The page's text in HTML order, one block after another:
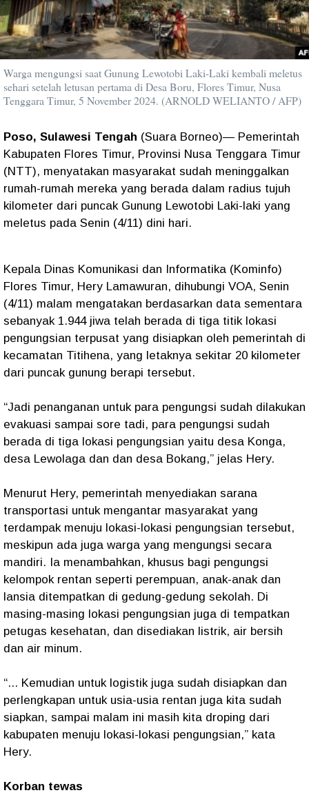
Warga mengungsi saat Gunung Lewotobi Laki-Laki kembali meletus
sehari setelah letusan pertama di Desa Boru, Flores Timur, Nusa
Tenggara Timur, 5 November 2024. (ARNOLD WELIANTO / AFP)
Poso, Sulawesi Tengah (Suara Borneo)— Pemerintah
Kabupaten Flores Timur, Provinsi Nusa Tenggara Timur
(NTT), menyatakan masyarakat sudah meninggalkan
rumah-rumah mereka yang berada dalam radius tujuh
kilometer dari puncak Gunung Lewotobi Laki-laki yang
meletus pada Senin (4/11) dini hari.
Kepala Dinas Komunikasi dan Informatika (Kominfo)
Flores Timur, Hery Lamawuran, dihubungi VOA, Senin
(4/11) malam mengatakan berdasarkan data sementara
sebanyak 1.944 jiwa telah berada di tiga titik lokasi
pengungsian terpusat yang disiapkan oleh pemerintah di
kecamatan Titihena, yang letaknya sekitar 20 kilometer
dari puncak gunung berapi tersebut.
“Jadi penanganan untuk para pengungsi sudah dilakukan
evakuasi sampai sore tadi, para pengungsi sudah
berada di tiga lokasi pengungsian yaitu desa Konga,
desa Lewolaga dan dan desa Bokang,” jelas Hery.
Menurut Hery, pemerintah menyediakan sarana
transportasi untuk mengantar masyarakat yang
terdampak menuju lokasi-lokasi pengungsian tersebut,
meskipun ada juga warga yang mengungsi secara
mandiri. Ia menambahkan, khusus bagi pengungsi
kelompok rentan seperti perempuan, anak-anak dan
lansia ditempatkan di gedung-gedung sekolah. Di
masing-masing lokasi pengungsian juga di tempatkan
petugas kesehatan, dan disediakan listrik, air bersih
dan air minum.
“... Kemudian untuk logistik juga sudah disiapkan dan
perlengkapan untuk usia-usia rentan juga kita sudah
siapkan, sampai malam ini masih kita droping dari
kabupaten menuju lokasi-lokasi pengungsian,” kata
Hery.
Korban tewas